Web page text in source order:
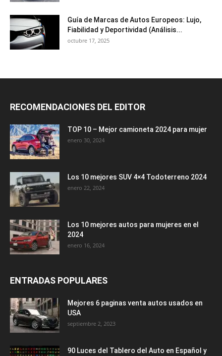
Guía de Marcas de Autos Europeos: Lujo,
Fiabilidad y Deportividad (Análisis...
octubre 17, 2025
RECOMENDACIONES DEL EDITOR
TOP 10 – Mejor camioneta 2024 para mujer
enero 30, 2024
Los 10 mejores SUV 4×4 Todoterreno 2024
enero 22, 2024
Los 10 mejores autos para mujeres en el
2024
enero 16, 2024
ENTRADAS POPULARES
Mejores 6 paginas venta autos usados en
USA
septiembre 2, 2023
90 Luces del Tablero del Auto en Español y